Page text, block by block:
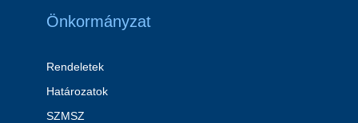
Önkormányzat
Rendeletek
Határozatok
SZMSZ